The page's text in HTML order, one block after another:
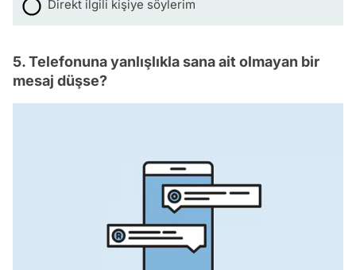
Direkt ilgili kişiye söylerim
5. Telefonuna yanlışlıkla sana ait olmayan bir
mesaj düşse?